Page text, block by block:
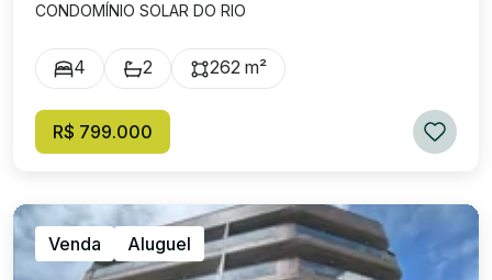
CONDOMÍNIO SOLAR DO RIO
4 2 262 m²
R$ 799.000
Venda Aluguel